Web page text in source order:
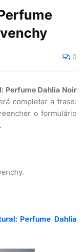
0
Perfume Dahlia Noir
completar a frase:
o formulário
.
Perfume Dahlia